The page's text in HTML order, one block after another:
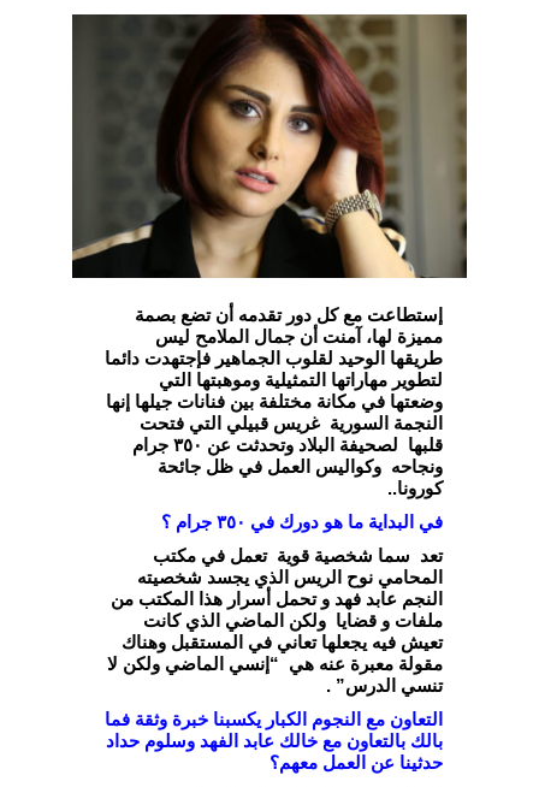
إستطاعت مع كل دور تقدمه أن تضع بصمة
مميزة لها، آمنت أن جمال الملامح ليس
طريقها الوحيد لقلوب الجماهير فإجتهدت دائما
لتطوير مهاراتها التمثيلية وموهبتها التي
وضعتها في مكانة مختلفة بين فنانات جيلها إنها
النجمة السورية غريس قبيلي التي فتحت
قلبها لصحيفة البلاد وتحدثت عن ٣٥٠ جرام
ونجاحه وكواليس العمل في ظل جائحة
كورونا..
في البداية ما هو دورك في ٣٥٠ جرام ؟
تعد سما شخصية قوية تعمل في مكتب
المحامي نوح الريس الذي يجسد شخصيته
النجم عابد فهد و تحمل أسرار هذا المكتب من
ملفات و قضايا ولكن الماضي الذي كانت
تعيش فيه يجعلها تعاني في المستقبل وهناك
مقولة معبرة عنه هي “إنسي الماضي ولكن لا
تنسي الدرس” .
التعاون مع النجوم الكبار يكسبنا خبرة وثقة فما
بالك بالتعاون مع خالك عابد الفهد وسلوم حداد
حدثينا عن العمل معهم؟